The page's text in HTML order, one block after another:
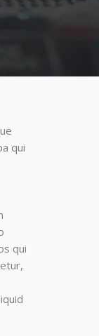
qui
qui